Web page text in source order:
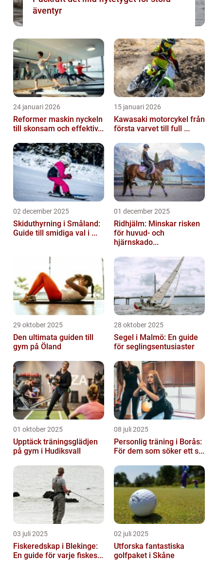
äventyr
24 januari 2026
Reformer maskin nyckeln
till skonsam och effektiv...
15 januari 2026
Kawasaki motorcykel från
första varvet till full ...
02 december 2025
Skiduthyrning i Småland:
Guide till smidiga val i ...
01 december 2025
Ridhjälm: Minskar risken
för huvud- och
hjärnskado...
29 oktober 2025
Den ultimata guiden till
gym på Öland
28 oktober 2025
Segel i Malmö: En guide
för seglingsentusiaster
01 oktober 2025
Upptäck träningsglädjen
på gym i Hudiksvall
08 juli 2025
Personlig träning i Borås:
För dem som söker ett s...
03 juli 2025
Fiskeredskap i Blekinge:
En guide för varje fiskes...
02 juli 2025
Utforska fantastiska
golfpaket i Skåne